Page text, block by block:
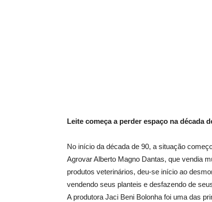
Leite começa a perder espaço na década
No início da década de 90, a situação
Agrovar Alberto Magno Dantas, que vendia
produtos veterinários, deu-se início ao
vendendo seus planteis e desfazendo de
A produtora Jaci Beni Bolonha foi uma das